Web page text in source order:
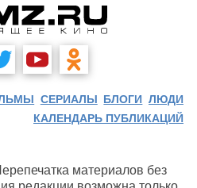
СЕРИАЛЫ БЛОГИ ЛЮДИ
КАЛЕНДАРЬ ПУБЛИКАЦИЙ
материалов без